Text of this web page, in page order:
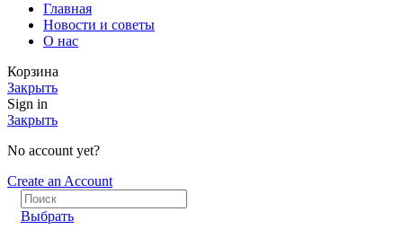
Главная
Новости и советы
О нас
Корзина
Закрыть
Sign in
Закрыть
No account yet?
Create an Account
Выбрать